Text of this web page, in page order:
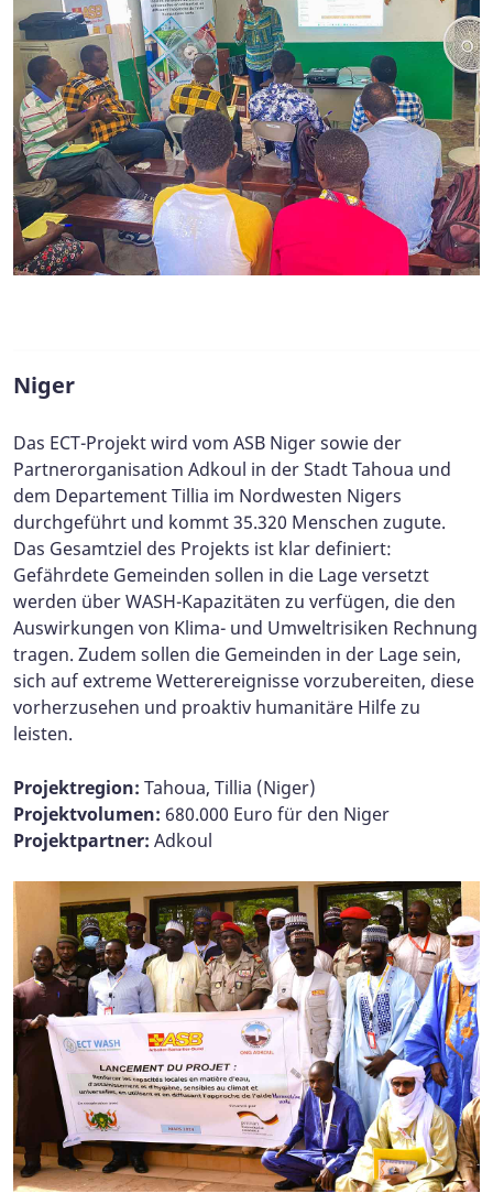
Niger
Das ECT-Projekt wird vom ASB Niger sowie der
Partnerorganisation Adkoul in der Stadt Tahoua und
dem Departement Tillia im Nordwesten Nigers
durchgeführt und kommt 35.320 Menschen zugute.
Das Gesamtziel des Projekts ist klar definiert:
Gefährdete Gemeinden sollen in die Lage versetzt
werden über WASH-Kapazitäten zu verfügen, die den
Auswirkungen von Klima- und Umweltrisiken Rechnung
tragen. Zudem sollen die Gemeinden in der Lage sein,
sich auf extreme Wetterereignisse vorzubereiten, diese
vorherzusehen und proaktiv humanitäre Hilfe zu
leisten.
Projektregion: Tahoua, Tillia (Niger)
Projektvolumen: 680.000 Euro für den Niger
Projektpartner: Adkoul